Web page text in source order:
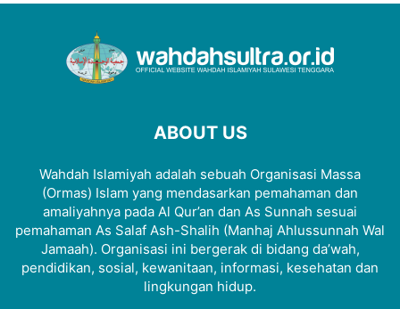
ABOUT US
Wahdah Islamiyah adalah sebuah Organisasi Massa
(Ormas) Islam yang mendasarkan pemahaman dan
amaliyahnya pada Al Qur’an dan As Sunnah sesuai
pemahaman As Salaf Ash-Shalih (Manhaj Ahlussunnah Wal
Jamaah). Organisasi ini bergerak di bidang da’wah,
pendidikan, sosial, kewanitaan, informasi, kesehatan dan
lingkungan hidup.